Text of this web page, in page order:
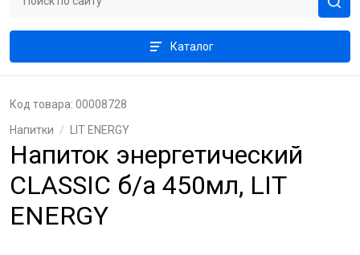
Каталог
Напитки / LIT ENERGY
Напиток энергетический
CLASSIC б/а 450мл, LIT
ENERGY
Код товара: 00008728